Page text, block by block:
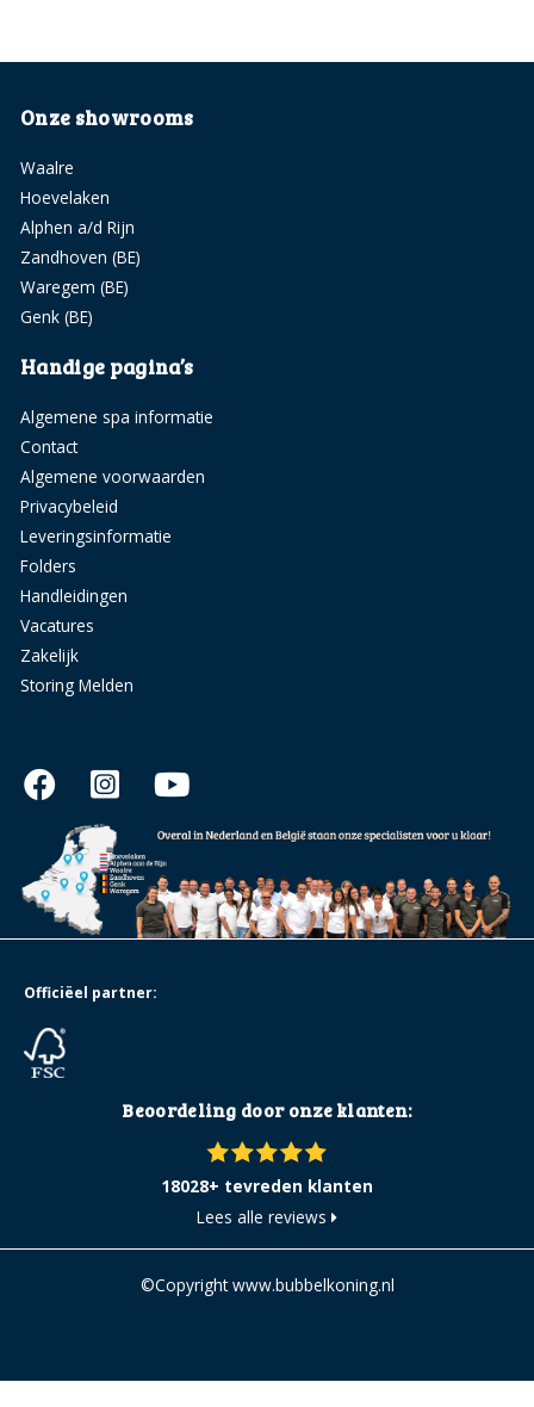
Onze showrooms
Waalre
Hoevelaken
Alphen a/d Rijn
Zandhoven (BE)
Waregem (BE)
Genk (BE)
Handige pagina’s
Algemene spa informatie
Contact
Algemene voorwaarden
Privacybeleid
Leveringsinformatie
Folders
Handleidingen
Vacatures
Zakelijk
Storing Melden
Beoordeling door onze klanten:
18028+ tevreden klanten
Lees alle reviews
Officiëel partner:
©Copyright www.bubbelkoning.nl